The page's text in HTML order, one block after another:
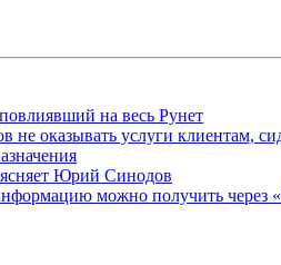
на весь Рунет
не оказывать услуги клиентам,
Юрий Синодов
можно получить через